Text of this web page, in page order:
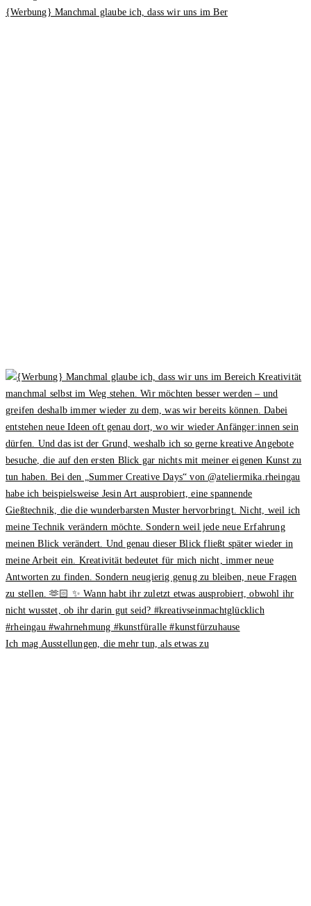
{Werbung} Manchmal glaube ich, dass wir uns im Ber
Ich mag Ausstellungen, die mehr tun, als etwas zu